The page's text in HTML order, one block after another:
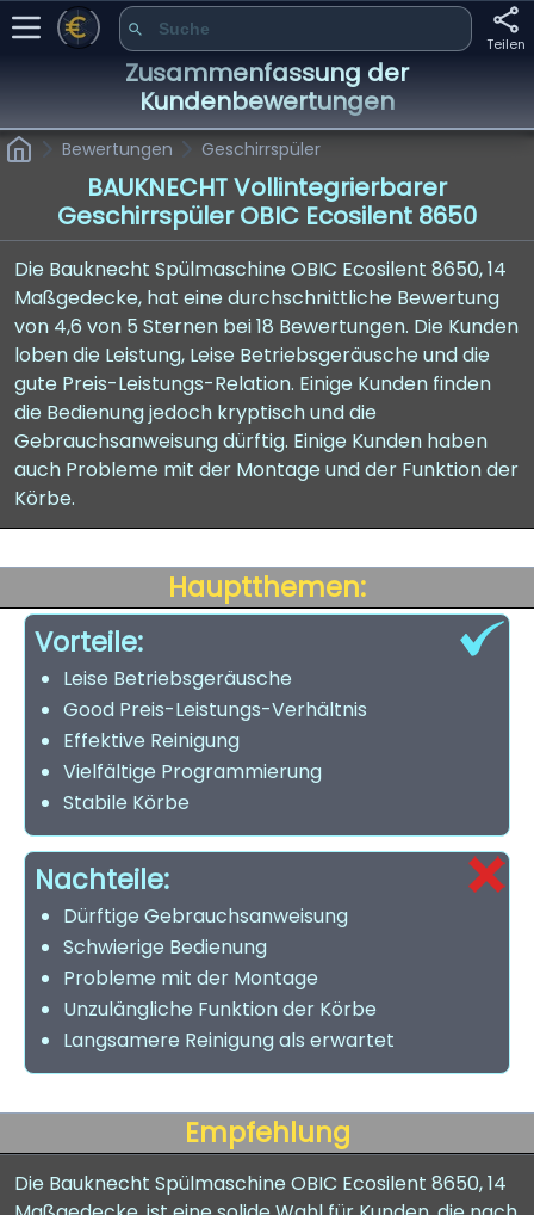
Teilen
Zusammenfassung der
Kundenbewertungen
Bewertungen Geschirrspüler
BAUKNECHT Vollintegrierbarer
Geschirrspüler OBIC Ecosilent 8650
Die Bauknecht Spülmaschine OBIC Ecosilent 8650, 14
Maßgedecke, hat eine durchschnittliche Bewertung
von 4,6 von 5 Sternen bei 18 Bewertungen. Die Kunden
loben die Leistung, Leise Betriebsgeräusche und die
gute Preis-Leistungs-Relation. Einige Kunden finden
die Bedienung jedoch kryptisch und die
Gebrauchsanweisung dürftig. Einige Kunden haben
auch Probleme mit der Montage und der Funktion der
Körbe.
Hauptthemen:
Vorteile:
Leise Betriebsgeräusche
Good Preis-Leistungs-Verhältnis
Effektive Reinigung
Vielfältige Programmierung
Stabile Körbe
Nachteile:
Dürftige Gebrauchsanweisung
Schwierige Bedienung
Probleme mit der Montage
Unzulängliche Funktion der Körbe
Langsamere Reinigung als erwartet
Empfehlung
Die Bauknecht Spülmaschine OBIC Ecosilent 8650, 14